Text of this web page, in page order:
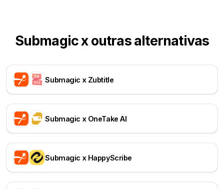
Submagic x outras alternativas
Submagic x Zubtitle
Submagic x OneTake AI
Submagic x HappyScribe